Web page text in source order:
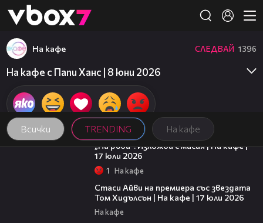
👾
Всички TRENDING На кафе
На кафе СЛЕДВАЙ 1396
На кафе с Папи Ханс | 8 юни 2026
09:09
„На ръба“: Изложба с мисия | На кафе |
17 юли 2026
1 На кафе
Стаси Айви на премиера със звездата
Том Хидълсън | На кафе | 17 юли 2026
На кафе